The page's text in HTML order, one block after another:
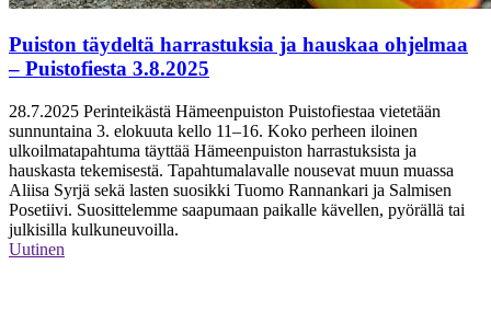
Puiston täydeltä harrastuksia ja hauskaa ohjelmaa
– Puistofiesta 3.8.2025
28.7.2025 Perinteikästä Hämeenpuiston Puistofiestaa vietetään
sunnuntaina 3. elokuuta kello 11–16. Koko perheen iloinen
ulkoilmatapahtuma täyttää Hämeenpuiston harrastuksista ja
hauskasta tekemisestä. Tapahtumalavalle nousevat muun muassa
Aliisa Syrjä sekä lasten suosikki Tuomo Rannankari ja Salmisen
Posetiivi. Suosittelemme saapumaan paikalle kävellen, pyörällä tai
julkisilla kulkuneuvoilla.
Uutinen